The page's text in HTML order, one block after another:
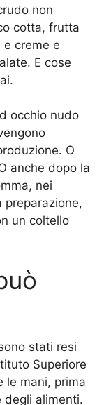
non
cotta, frutta
creme e
E cose
occhio nudo
O
anche dopo la
nei
preparazione,
un coltello
stati resi
Superiore
le mani, prima
degli alimenti.